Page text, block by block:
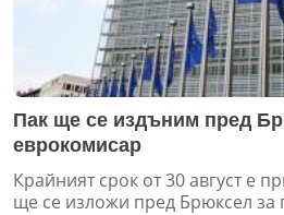
Пак ще се издъним пред
еврокомисар
Крайният срок от 30 август е
ще се изложи пред Брюксел за